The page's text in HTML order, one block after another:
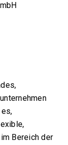
Bereich der